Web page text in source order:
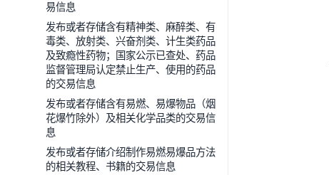
易信息
发布或者存储含有精神类、麻醉类、有
毒类、放射类、兴奋剂类、计生类药品
及致瘾性药物；国家公示已查处、药品
监督管理局认定禁止生产、使用的药品
的交易信息
发布或者存储含有易燃、易爆物品（烟
花爆竹除外）及相关化学品类的交易信
息
发布或者存储介绍制作易燃易爆品方法
的相关教程、书籍的交易信息